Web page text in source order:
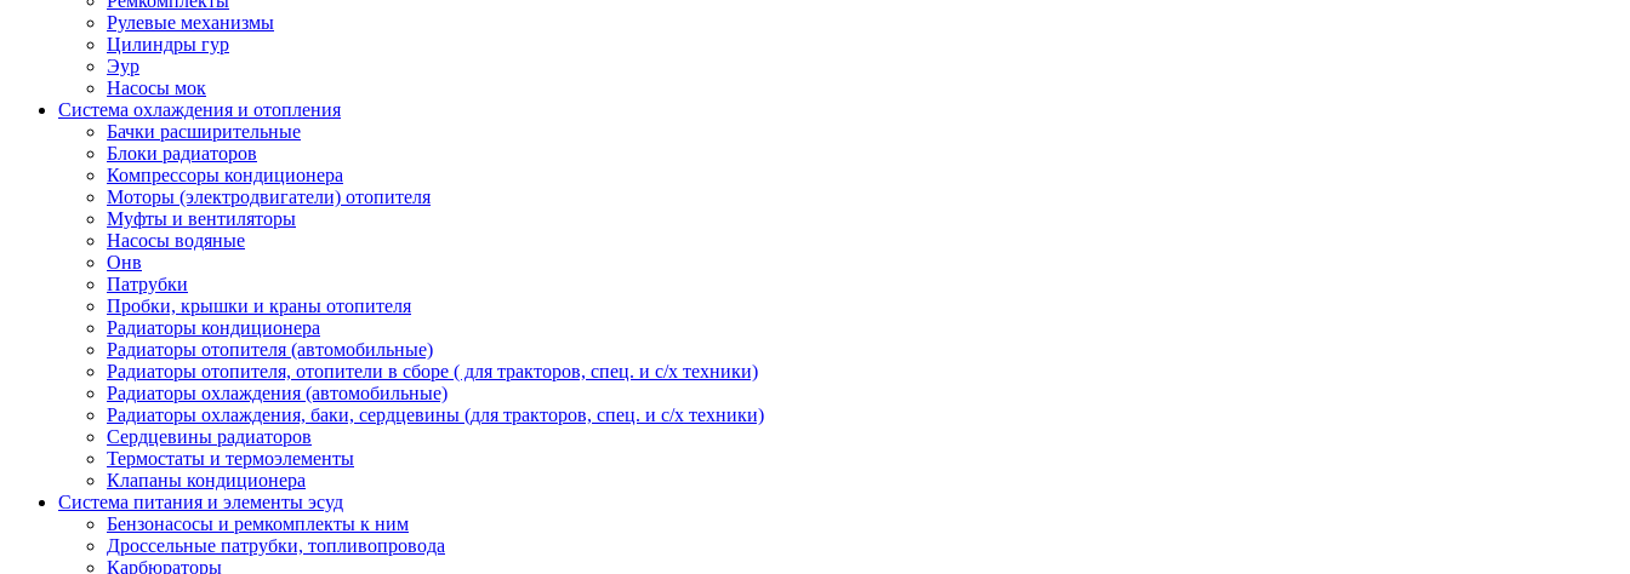
Рулевые механизмы
Цилиндры гур
Эур
Насосы мок
Система охлаждения и отопления
Бачки расширительные
Блоки радиаторов
Компрессоры кондиционера
Моторы (электродвигатели) отопителя
Муфты и вентиляторы
Насосы водяные
Онв
Патрубки
Пробки, крышки и краны отопителя
Радиаторы кондиционера
Радиаторы отопителя (автомобильные)
Радиаторы отопителя, отопители в сборе ( для тракторов, спец. и с/х техники)
Радиаторы охлаждения (автомобильные)
Радиаторы охлаждения, баки, сердцевины (для тракторов, спец. и с/х техники)
Сердцевины радиаторов
Термостаты и термоэлементы
Клапаны кондиционера
Система питания и элементы эсуд
Бензонасосы и ремкомплекты к ним
Дроссельные патрубки, топливопровода
Карбюраторы